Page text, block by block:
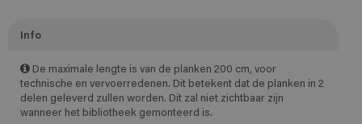
Info
De maximale lengte is van de planken 200 cm, voor
technische en vervoerredenen. Dit betekent dat de planken in 2
delen geleverd zullen worden. Dit zal niet zichtbaar zijn
wanneer het bibliotheek gemonteerd is.